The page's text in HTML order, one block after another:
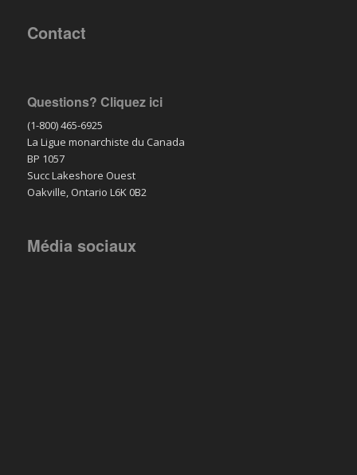
Contact
Questions? Cliquez ici
(1-800) 465-6925
La Ligue monarchiste du Canada
BP 1057
Succ Lakeshore Ouest
Oakville, Ontario L6K 0B2
Média sociaux